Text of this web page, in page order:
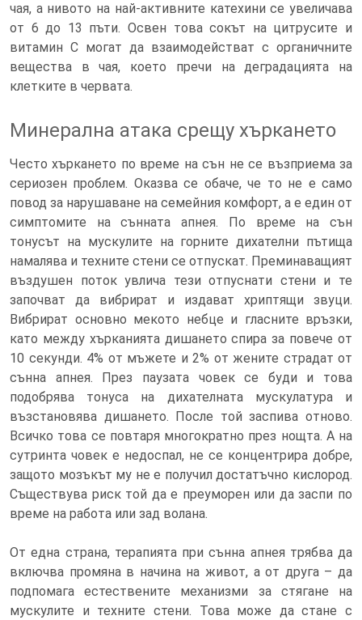
чая, а нивото на най-активните катехини се увеличава
от 6 до 13 пъти. Освен това сокът на цитрусите и
витамин С могат да взаимодействат с органичните
вещества в чая, което пречи на деградацията на
клетките в червата.
Минерална атака срещу хъркането
Често хъркането по време на сън не се възприема за
сериозен проблем. Оказва се обаче, че то не е само
повод за нарушаване на семейния комфорт, а е един от
симптомите на сънната апнея. По време на сън
тонусът на мускулите на горните дихателни пътища
намалява и техните стени се отпускат. Преминаващият
въздушен поток увлича тези отпуснати стени и те
започват да вибрират и издават хриптящи звуци.
Вибрират основно мекото небце и гласните връзки,
като между хърканията дишането спира за повече от
10 секунди. 4% от мъжете и 2% от жените страдат от
сънна апнея. През паузата човек се буди и това
подобрява тонуса на дихателната мускулатура и
възстановява дишането. После той заспива отново.
Всичко това се повтаря многократно през нощта. А на
сутринта човек е недоспал, не се концентрира добре,
защото мозъкът му не е получил достатъчно кислород.
Съществува риск той да е преуморен или да заспи по
време на работа или зад волана.
От една страна, терапията при сънна апнея трябва да
включва промяна в начина на живот, а от друга – да
подпомага естествените механизми за стягане на
мускулите и техните стени. Това може да стане с